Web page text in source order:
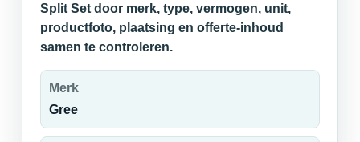
Split Set door merk, type, vermogen, unit,
productfoto, plaatsing en offerte-inhoud
samen te controleren.
Merk
Gree